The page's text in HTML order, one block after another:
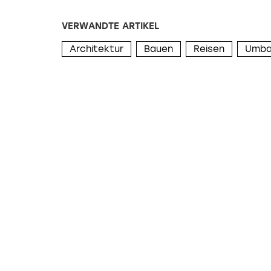
VERWANDTE ARTIKEL
Architektur Bauen Reisen